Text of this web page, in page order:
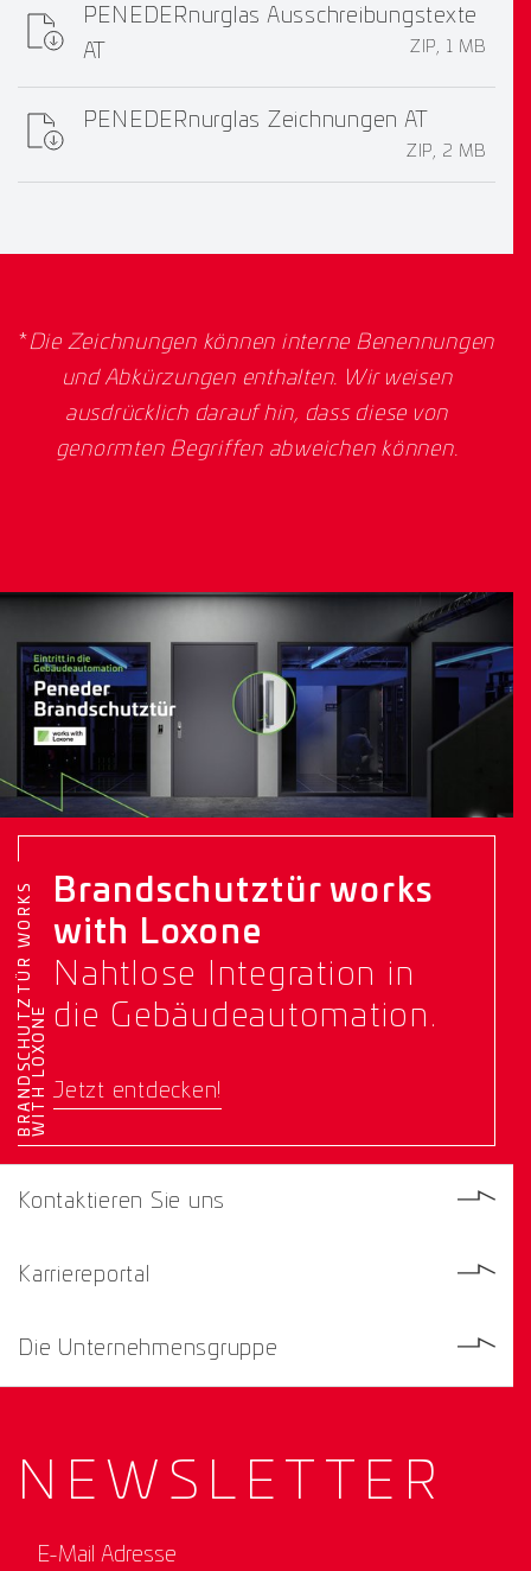
PENEDERnurglas Ausschreibungstexte
AT
ZIP, 1 MB
PENEDERnurglas Zeichnungen AT
ZIP, 2 MB
*Die Zeichnungen können interne Benennungen
und Abkürzungen enthalten. Wir weisen
ausdrücklich darauf hin, dass diese von
genormten Begriffen abweichen können.
B
R
A
N
D
S
C
H
U
T
Z
T
Ü
R
W
O
R
K
S
W
I
T
H
L
O
X
O
NE
Brandschutztür works
with Loxone
Nahtlose Integration in
die Gebäudeautomation.
Jetzt entdecken!
Kontaktieren Sie uns
Karriereportal
Die Unternehmensgruppe
NEWS­ LETTER
E-Mail Adresse